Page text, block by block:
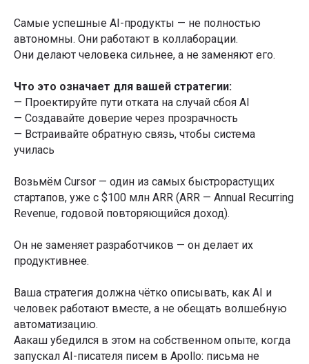
Самые успешные AI-продукты — не полностью
автономны. Они работают в коллаборации.
Они делают человека сильнее, а не заменяют его.
Что это означает для вашей стратегии:
— Проектируйте пути отката на случай сбоя AI
— Создавайте доверие через прозрачность
— Встраивайте обратную связь, чтобы система
училась
Возьмём Cursor — один из самых быстрорастущих
стартапов, уже с $100 млн ARR (ARR — Annual Recurring
Revenue, годовой повторяющийся доход).
Он не заменяет разработчиков — он делает их
продуктивнее.
Ваша стратегия должна чётко описывать, как AI и
человек работают вместе, а не обещать волшебную
автоматизацию.
Аакаш убедился в этом на собственном опыте, когда
запускал AI-писателя писем в Apollo: письма не